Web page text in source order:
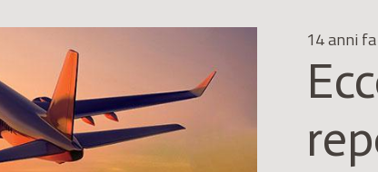
14 anni fa